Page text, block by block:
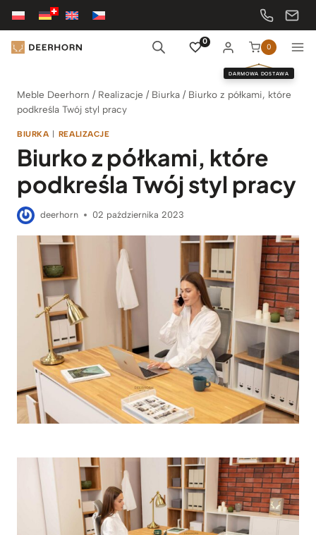
Przejdź
treści
0
0
DARMOWA DOSTAWA
Meble Deerhorn / Realizacje / Biurka / Biurko z półkami, które
podkreśla Twój styl pracy
BIURKA | REALIZACJE
Biurko z półkami, które
podkreśla Twój styl pracy
deerhorn 02 października 2023